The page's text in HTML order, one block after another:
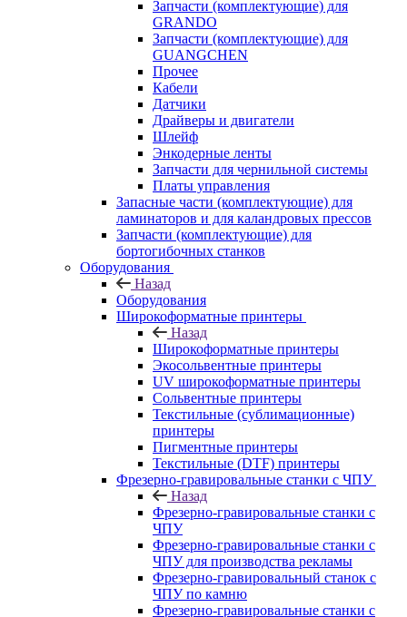
Запчасти (комплектующие) для
GRANDO
Запчасти (комплектующие) для
GUANGCHEN
Прочее
Кабели
Датчики
Драйверы и двигатели
Шлейф
Энкодерные ленты
Запчасти для чернильной системы
Платы управления
Запасные части (комплектующие) для
ламинаторов и для каландровых прессов
Запчасти (комплектующие) для
бортогибочных станков
Оборудования
Назад
Оборудования
Широкоформатные принтеры
Назад
Широкоформатные принтеры
Экосольвентные принтеры
UV широкоформатные принтеры
Сольвентные принтеры
Текстильные (сублимационные)
принтеры
Пигментные принтеры
Текстильные (DTF) принтеры
Фрезерно-гравировальные станки с ЧПУ
Назад
Фрезерно-гравировальные станки с
ЧПУ
Фрезерно-гравировальные станки с
ЧПУ для производства рекламы
Фрезерно-гравировальный станок с
ЧПУ по камню
Фрезерно-гравировальные станки с